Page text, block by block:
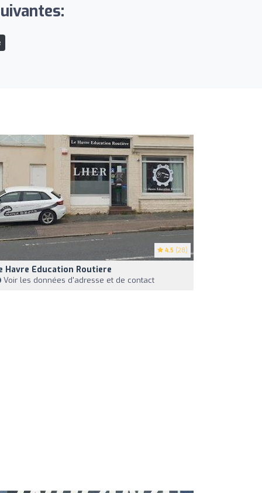
4.5 (28)
Havre Education Routiere
Voir les données d'adresse et de contact